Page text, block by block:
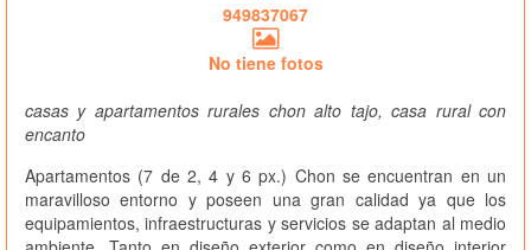
949837067
No tiene fotos
casas y apartamentos rurales chon alto tajo, casa rural con
encanto
Apartamentos (7 de 2, 4 y 6 px.) Chon se encuentran en un
maravilloso entorno y poseen una gran calidad ya que los
equipamientos, infraestructuras y servicios se adaptan al medio